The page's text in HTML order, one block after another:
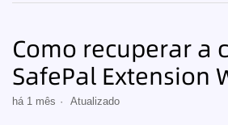
Como recuperar a
SafePal Extension
há 1 mês Atualizado